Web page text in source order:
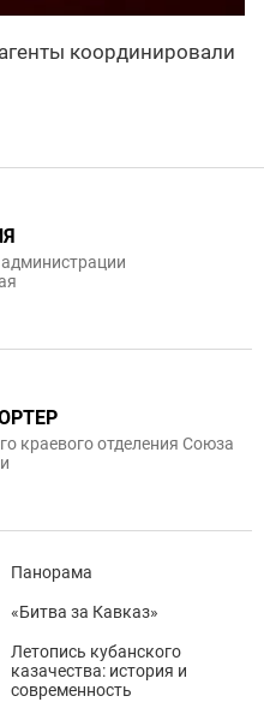
координировали
краевого отделения Союза
Панорама
«Битва за Кавказ»
Летопись кубанского
казачества: история и
современность